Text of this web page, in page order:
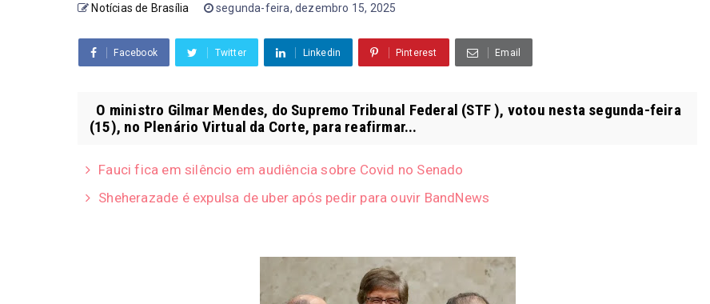
Notícias de Brasília segunda-feira, dezembro 15, 2025
Facebook Twitter Linkedin Pinterest Email
O ministro Gilmar Mendes, do Supremo Tribunal Federal (STF ), votou nesta segunda-feira
(15), no Plenário Virtual da Corte, para reafirmar...
Fauci fica em silêncio em audiência sobre Covid no Senado
Sheherazade é expulsa de uber após pedir para ouvir BandNews